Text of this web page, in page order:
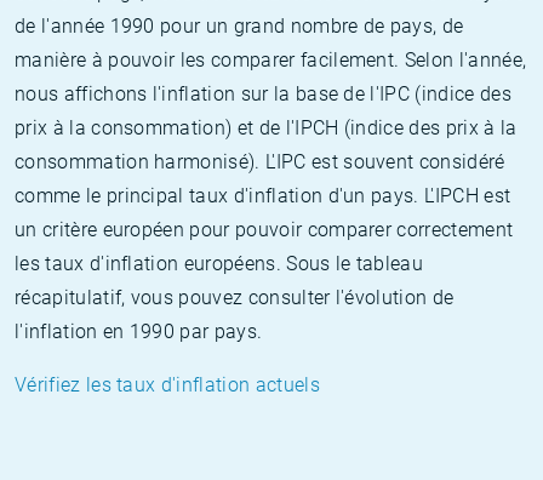
de l'année 1990 pour un grand nombre de pays, de
manière à pouvoir les comparer facilement. Selon l'année,
nous affichons l'inflation sur la base de l'IPC (indice des
prix à la consommation) et de l'IPCH (indice des prix à la
consommation harmonisé). L'IPC est souvent considéré
comme le principal taux d'inflation d'un pays. L'IPCH est
un critère européen pour pouvoir comparer correctement
les taux d'inflation européens. Sous le tableau
récapitulatif, vous pouvez consulter l'évolution de
l'inflation en 1990 par pays.
Vérifiez les taux d'inflation actuels